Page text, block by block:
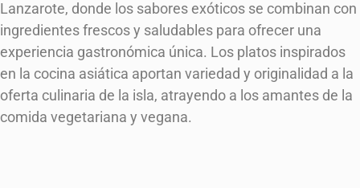
Lanzarote, donde los sabores exóticos se combinan con
ingredientes frescos y saludables para ofrecer una
experiencia gastronómica única. Los platos inspirados
en la cocina asiática aportan variedad y originalidad a la
oferta culinaria de la isla, atrayendo a los amantes de la
comida vegetariana y vegana.